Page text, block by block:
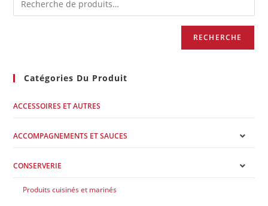
RECHERCHE
Catégories Du Produit
ACCESSOIRES ET AUTRES
ACCOMPAGNEMENTS ET SAUCES
CONSERVERIE
Produits cuisinés et marinés